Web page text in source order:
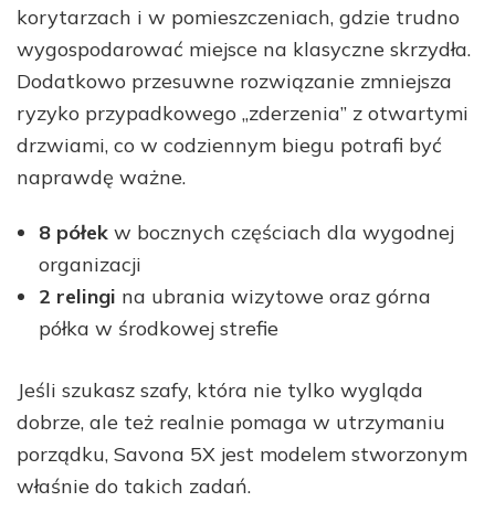
korytarzach i w pomieszczeniach, gdzie trudno
wygospodarować miejsce na klasyczne skrzydła.
Dodatkowo przesuwne rozwiązanie zmniejsza
ryzyko przypadkowego „zderzenia” z otwartymi
drzwiami, co w codziennym biegu potrafi być
naprawdę ważne.
8 półek w bocznych częściach dla wygodnej
organizacji
2 relingi na ubrania wizytowe oraz górna
półka w środkowej strefie
Jeśli szukasz szafy, która nie tylko wygląda
dobrze, ale też realnie pomaga w utrzymaniu
porządku, Savona 5X jest modelem stworzonym
właśnie do takich zadań.